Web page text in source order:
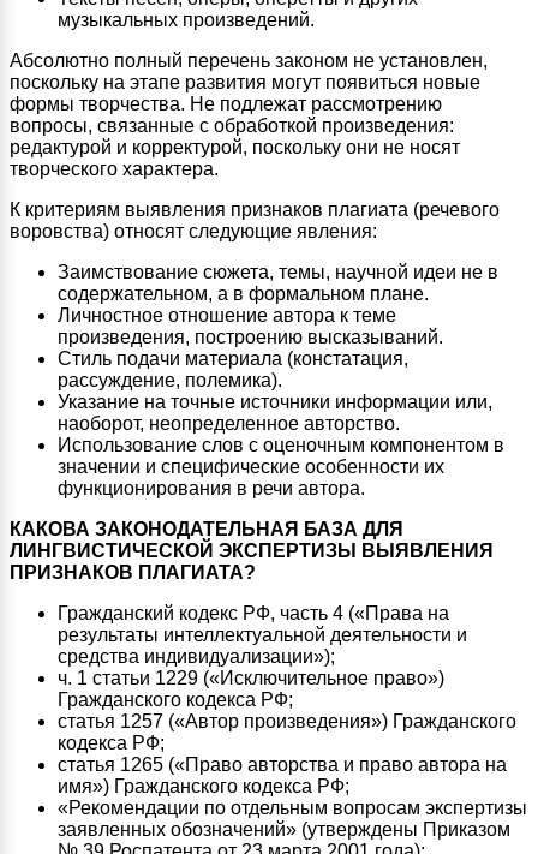
музыкальных произведений.
Абсолютно полный перечень законом не установлен,
поскольку на этапе развития могут появиться новые
формы творчества. Не подлежат рассмотрению
вопросы, связанные с обработкой произведения:
редактурой и корректурой, поскольку они не носят
творческого характера.
К критериям выявления признаков плагиата (речевого
воровства) относят следующие явления:
Заимствование сюжета, темы, научной идеи не в
содержательном, а в формальном плане.
Личностное отношение автора к теме
произведения, построению высказываний.
Стиль подачи материала (констатация,
рассуждение, полемика).
Указание на точные источники информации или,
наоборот, неопределенное авторство.
Использование слов с оценочным компонентом в
значении и специфические особенности их
функционирования в речи автора.
КАКОВА ЗАКОНОДАТЕЛЬНАЯ БАЗА ДЛЯ
ЛИНГВИСТИЧЕСКОЙ ЭКСПЕРТИЗЫ ВЫЯВЛЕНИЯ
ПРИЗНАКОВ ПЛАГИАТА?
Гражданский кодекс РФ, часть 4 («Права на
результаты интеллектуальной деятельности и
средства индивидуализации»);
ч. 1 статьи 1229 («Исключительное право»)
Гражданского кодекса РФ;
статья 1257 («Автор произведения») Гражданского
кодекса РФ;
статья 1265 («Право авторства и право автора на
имя») Гражданского кодекса РФ;
«Рекомендации по отдельным вопросам экспертизы
заявленных обозначений» (утверждены Приказом